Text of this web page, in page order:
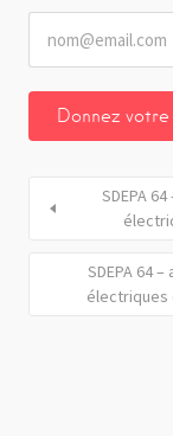
SDEPA
SDEPA 64
électriques